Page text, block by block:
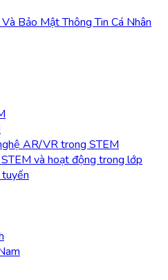
Bảo Mật Thông Tin Cá Nhân
AR/VR trong STEM
và hoạt động trong lớp